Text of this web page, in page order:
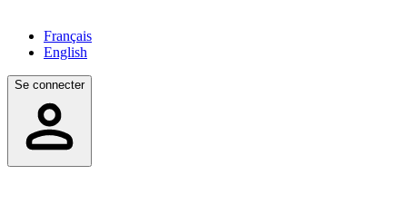
Français
English
Se connecter